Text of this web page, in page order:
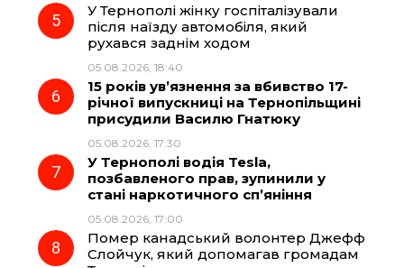
У Тернополі жінку госпіталізували
після наїзду автомобіля, який
рухався заднім ходом
05.08.2026, 18:40
15 років ув’язнення за вбивство 17-
річної випускниці на Тернопільщині
присудили Василю Гнатюку
05.08.2026, 17:30
У Тернополі водія Tesla,
позбавленого прав, зупинили у
стані наркотичного сп’яніння
05.08.2026, 17:00
Помер канадський волонтер Джефф
Слойчук, який допомагав громадам